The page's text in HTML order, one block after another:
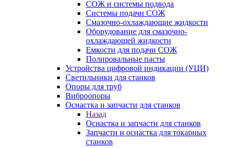
СОЖ и системы подвода
Системы подачи СОЖ
Смазочно-охлаждающие жидкости
Оборудование для смазочно-
охлаждающей жидкости
Емкости для подачи СОЖ
Полировальные пасты
Устройства цифровой индикации (УЦИ)
Светильники для станков
Опоры для труб
Виброопоры
Оснастка и запчасти для станков
Назад
Оснастка и запчасти для станков
Запчасти и оснастка для токарных
станков